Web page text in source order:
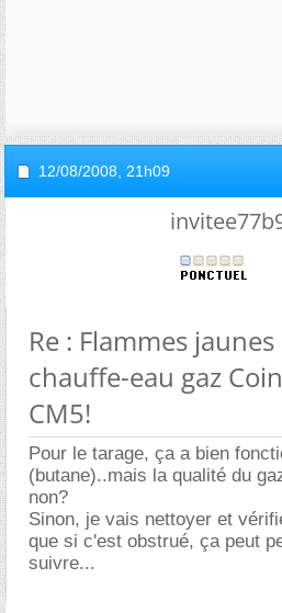
12/08/2008, 21h09
Re : Flammes
chauffe-eau gaz
CM5!
Pour le tarage, ça a bien
(butane)..mais la qualité du
non?
Sinon, je vais nettoyer et
que si c'est obstrué, ça peut
suivre...